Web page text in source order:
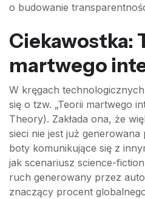
o budowanie
Ciekawostka:
martwego
W kręgach
się o tzw. „Teorii martwego
Theory). Zakłada ona, że
sieci nie jest już
boty komunikujące się z
jak scenariusz science-
ruch generowany przez
znaczący procent